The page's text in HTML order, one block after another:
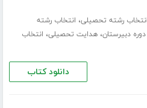
انتخاب رشته تحصیلی، انتخاب رشته
دبیرستان،هدایت تحصیلی، انتخاب
دانلود کتاب